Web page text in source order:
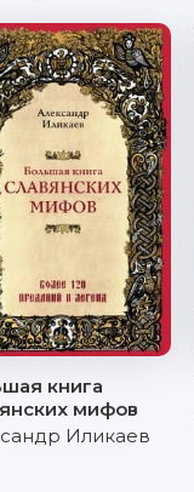
книга
мифов
Иликаев